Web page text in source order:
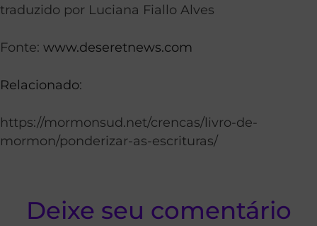
traduzido por Luciana Fiallo Alves
Fonte: www.deseretnews.com
Relacionado:
https://mormonsud.net/crencas/livro-de-
mormon/ponderizar-as-escrituras/
Deixe seu comentário